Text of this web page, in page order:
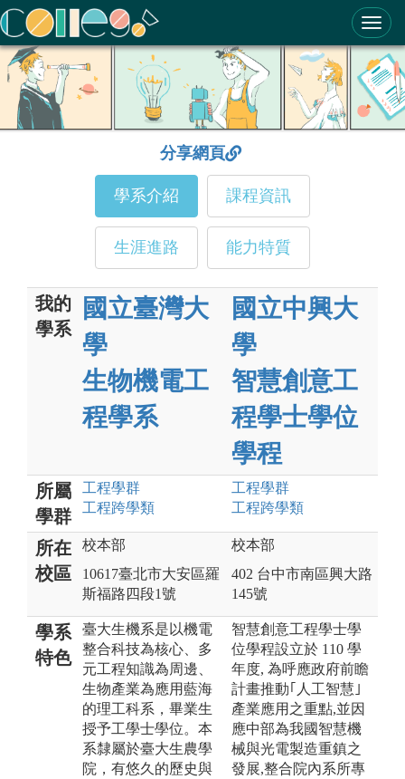
ColleGo! 大學選才與高中育才輔助系統
分享網頁
學系介紹 課程資訊
生涯進路 能力特質
我的
學系
國立臺灣大
學
生物機電工
程學系
國立中興大
學
智慧創意工
程學士學位
學程
所屬
學群
工程學群
工程跨學類
工程學群
工程跨學類
所在
校區
校本部
10617臺北市大安區羅
斯福路四段1號
校本部
402 台中市南區興大路
145號
學系
特色
臺大生機系是以機電
整合科技為核心、多
元工程知識為周邊、
生物產業為應用藍海
的理工科系，畢業生
授予工學士學位。本
系隸屬於臺大生農學
院，有悠久的歷史與
智慧創意工程學士學
位學程設立於 110 學
年度, 為呼應政府前瞻
計畫推動｢人工智慧｣
產業應用之重點,並因
應中部為我國智慧機
械與光電製造重鎮之
發展,整合院內系所專